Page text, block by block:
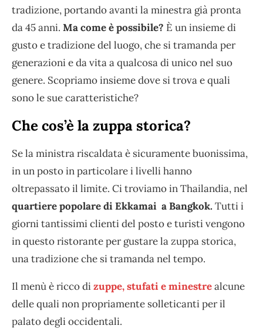
tradizione, portando avanti la minestra già pronta
da 45 anni. Ma come è possibile? È un insieme di
gusto e tradizione del luogo, che si tramanda per
generazioni e da vita a qualcosa di unico nel suo
genere. Scopriamo insieme dove si trova e quali
sono le sue caratteristiche?
Che cos’è la zuppa storica?
Se la ministra riscaldata è sicuramente buonissima,
in un posto in particolare i livelli hanno
oltrepassato il limite. Ci troviamo in Thailandia, nel
quartiere popolare di Ekkamai a Bangkok. Tutti i
giorni tantissimi clienti del posto e turisti vengono
in questo ristorante per gustare la zuppa storica,
una tradizione che si tramanda nel tempo.
Il menù è ricco dizuppe, stufati e minestrealcune
delle quali non propriamente solleticanti per il
palato degli occidentali.